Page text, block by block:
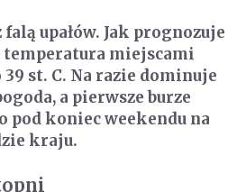
upałów. Jak prognozuje
temperatura miejscami
st. C. Na razie dominuje
a pierwsze burze
pod koniec weekendu na
kraju.